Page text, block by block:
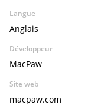
Langue
Anglais
Développeur
MacPaw
Site web
macpaw.com